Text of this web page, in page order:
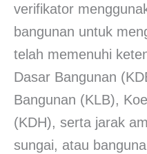
verifikator
bangunan untuk
telah memenuhi
Dasar Bangunan
Bangunan (KLB),
(KDH), serta jarak
sungai, atau